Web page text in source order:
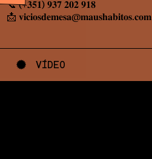
📞 (+𝟑𝟓𝟏) 𝟗𝟑𝟕 𝟐𝟎𝟐 𝟗𝟏𝟖
📩 𝐯𝐢𝐜𝐢𝐨𝐬𝐝𝐞𝐦𝐞𝐬𝐚@𝐦𝐚𝐮𝐬𝐡𝐚𝐛𝐢𝐭𝐨𝐬.𝐜𝐨𝐦
v VÍDEO